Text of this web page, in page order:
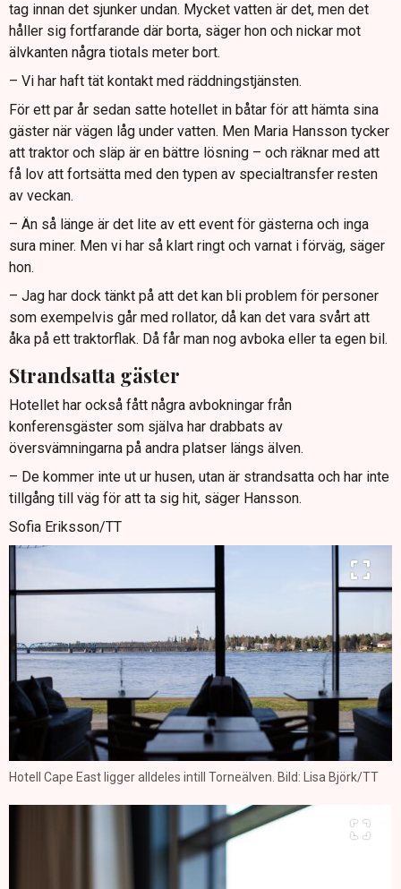
tag innan det sjunker undan. Mycket vatten är det, men det
håller sig fortfarande där borta, säger hon och nickar mot
älvkanten några tiotals meter bort.
– Vi har haft tät kontakt med räddningstjänsten.
För ett par år sedan satte hotellet in båtar för att hämta sina
gäster när vägen låg under vatten. Men Maria Hansson tycker
att traktor och släp är en bättre lösning – och räknar med att
få lov att fortsätta med den typen av specialtransfer resten
av veckan.
– Än så länge är det lite av ett event för gästerna och inga
sura miner. Men vi har så klart ringt och varnat i förväg, säger
hon.
– Jag har dock tänkt på att det kan bli problem för personer
som exempelvis går med rollator, då kan det vara svårt att
åka på ett traktorflak. Då får man nog avboka eller ta egen bil.
Strandsatta gäster
Hotellet har också fått några avbokningar från
konferensgäster som själva har drabbats av
översvämningarna på andra platser längs älven.
– De kommer inte ut ur husen, utan är strandsatta och har inte
tillgång till väg för att ta sig hit, säger Hansson.
Sofia Eriksson/TT
Hotell Cape East ligger alldeles intill Torneälven. Bild: Lisa Björk/TT